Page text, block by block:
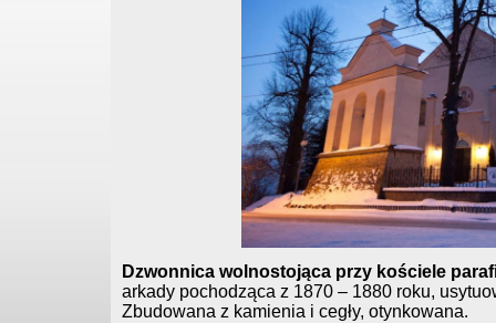
Dzwonnica wolnostojąca przy kościele
arkady pochodząca z 1870 – 1880 roku,
Zbudowana z kamienia i cegły, otynkowana.